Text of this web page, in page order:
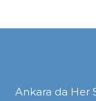
Ankara da Her